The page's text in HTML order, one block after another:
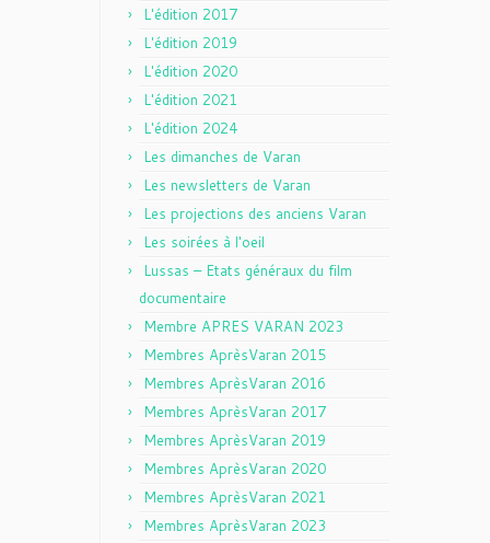
L'édition 2017
L'édition 2019
L'édition 2020
L'édition 2021
L'édition 2024
Les dimanches de Varan
Les newsletters de Varan
Les projections des anciens Varan
Les soirées à l'oeil
Lussas – Etats généraux du film
documentaire
Membre APRES VARAN 2023
Membres AprèsVaran 2015
Membres AprèsVaran 2016
Membres AprèsVaran 2017
Membres AprèsVaran 2019
Membres AprèsVaran 2020
Membres AprèsVaran 2021
Membres AprèsVaran 2023